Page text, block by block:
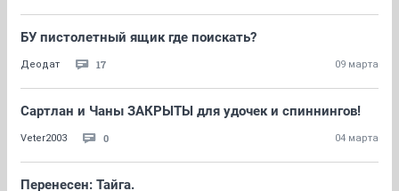
БУ пистолетный ящик где поискать?
Деодат 17 09 марта
Сартлан и Чаны ЗАКРЫТЫ для удочек и спиннингов!
Veter2003 0 04 марта
Перенесен: Тайга.